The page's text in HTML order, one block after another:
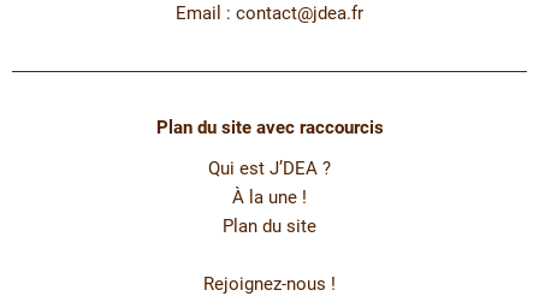
Email : contact@jdea.fr
Plan du site avec raccourcis
Qui est J’DEA ?
À la une !
Plan du site
Rejoignez-nous !